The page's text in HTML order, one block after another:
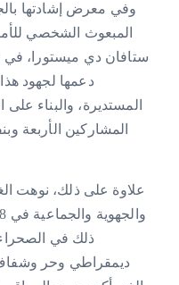
وفي معرض إشادتها
المبعوث الشخصي
ستافان دي ميستورا، في
دعمها لجهود
المستديرة، والبناء
المشاركين الأربعة
علاوة على ذلك، نوهت
ذلك في
ديمقراطي وحر